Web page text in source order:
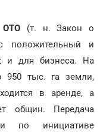
ОТО (т. н. Закон о
положительный и
и для бизнеса. На
950 тыс. га земли,
в аренде, а
общин. Передача
по инициативе